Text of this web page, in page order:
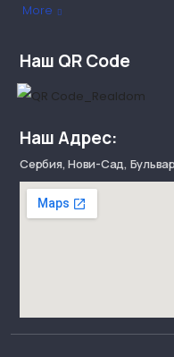
More
Наши партнеры
Наш QR Code
Наш Адрес:
Сербия, Нови-Сад,